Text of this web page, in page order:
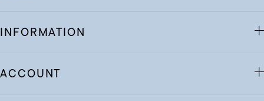
INFORMATION
ACCOUNT